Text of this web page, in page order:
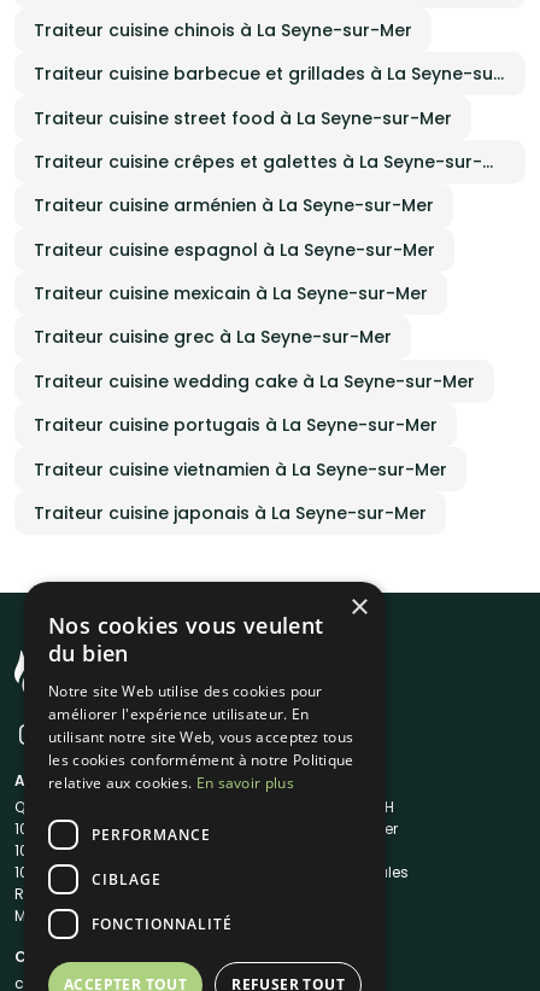
Traiteur cuisine chinois à La Seyne-sur-Mer
Traiteur cuisine barbecue et grillades à La Seyne-sur-Mer
Traiteur cuisine street food à La Seyne-sur-Mer
Traiteur cuisine crêpes et galettes à La Seyne-sur-Mer
Traiteur cuisine arménien à La Seyne-sur-Mer
Traiteur cuisine espagnol à La Seyne-sur-Mer
Traiteur cuisine mexicain à La Seyne-sur-Mer
Traiteur cuisine grec à La Seyne-sur-Mer
Traiteur cuisine wedding cake à La Seyne-sur-Mer
Traiteur cuisine portugais à La Seyne-sur-Mer
Traiteur cuisine vietnamien à La Seyne-sur-Mer
Traiteur cuisine japonais à La Seyne-sur-Mer
A propos
Qui sommes-nous ?
1001Salles
1001Salles PRO
1001DJ
Reserverunbar
MP2
Liens utiles
Traiteur en 48H
Nous contacter
Mentions légales
Contacts
contact@1001traiteurs.com
×
Nos cookies vous veulent
du bien
Notre site Web utilise des cookies pour
améliorer l'expérience utilisateur. En
utilisant notre site Web, vous acceptez tous
les cookies conformément à notre Politique
relative aux cookies. En savoir plus
PERFORMANCE
CIBLAGE
FONCTIONNALITÉ
ACCEPTER TOUT REFUSER TOUT